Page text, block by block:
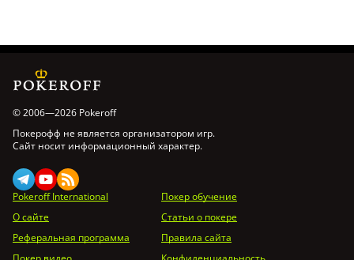
© 2006—2026 Pokeroff
Покерофф не является организатором игр.
Сайт носит информационный характер.
Pokeroff International
Покер обучение
О сайте
Статьи о покере
Реферальная программа
Правила сайта